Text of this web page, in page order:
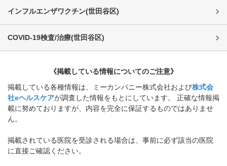
インフルエンザワクチン(世田谷区)
COVID-19検査/治療(世田谷区)
《掲載している情報についてのご注意》
掲載している各種情報は、ミーカンパニー株式会社および株式会
社eヘルスケアが調査した情報をもとにしています。 正確な情報掲
載に努めておりますが、内容を完全に保証するものではありませ
ん。
掲載されている医院を受診される場合は、事前に必ず該当の医院
に直接ご確認ください。